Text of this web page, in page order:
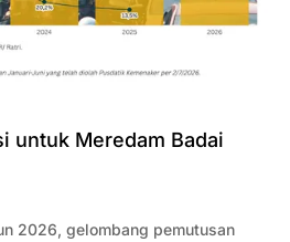
untuk Meredam Badai
2026, gelombang pemutusan